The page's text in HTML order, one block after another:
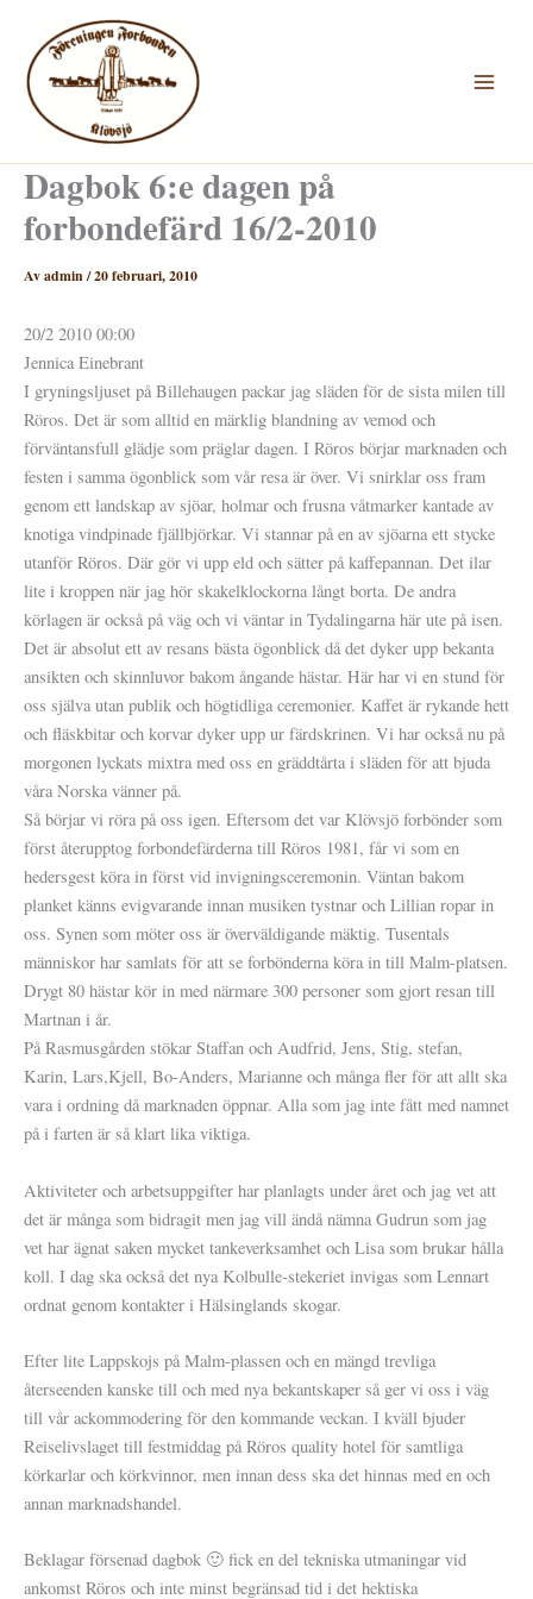
innehåll
Dagbok 6:e dagen på
forbondefärd 16/2-2010
Avadmin/20 februari, 2010
20/2 2010 00:00
Jennica Einebrant
I gryningsljuset på Billehaugen packar jag släden för de sista milen till
Röros. Det är som alltid en märklig blandning av vemod och
förväntansfull glädje som präglar dagen. I Röros börjar marknaden och
festen i samma ögonblick som vår resa är över. Vi snirklar oss fram
genom ett landskap av sjöar, holmar och frusna våtmarker kantade av
knotiga vindpinade fjällbjörkar. Vi stannar på en av sjöarna ett stycke
utanför Röros. Där gör vi upp eld och sätter på kaffepannan. Det ilar
lite i kroppen när jag hör skakelklockorna långt borta. De andra
körlagen är också på väg och vi väntar in Tydalingarna här ute på isen.
Det är absolut ett av resans bästa ögonblick då det dyker upp bekanta
ansikten och skinnluvor bakom ångande hästar. Här har vi en stund för
oss själva utan publik och högtidliga ceremonier. Kaffet är rykande hett
och fläskbitar och korvar dyker upp ur färdskrinen. Vi har också nu på
morgonen lyckats mixtra med oss en gräddtårta i släden för att bjuda
våra Norska vänner på.
Så börjar vi röra på oss igen. Eftersom det var Klövsjö forbönder som
först återupptog forbondefärderna till Röros 1981, får vi som en
hedersgest köra in först vid invigningsceremonin. Väntan bakom
planket känns evigvarande innan musiken tystnar och Lillian ropar in
oss. Synen som möter oss är överväldigande mäktig. Tusentals
människor har samlats för att se forbönderna köra in till Malm-platsen.
Drygt 80 hästar kör in med närmare 300 personer som gjort resan till
Martnan i år.
På Rasmusgården stökar Staffan och Audfrid, Jens, Stig, stefan,
Karin, Lars,Kjell, Bo-Anders, Marianne och många fler för att allt ska
vara i ordning då marknaden öppnar. Alla som jag inte fått med namnet
på i farten är så klart lika viktiga.
Aktiviteter och arbetsuppgifter har planlagts under året och jag vet att
det är många som bidragit men jag vill ändå nämna Gudrun som jag
vet har ägnat saken mycket tankeverksamhet och Lisa som brukar hålla
koll. I dag ska också det nya Kolbulle-stekeriet invigas som Lennart
ordnat genom kontakter i Hälsinglands skogar.
Efter lite Lappskojs på Malm-plassen och en mängd trevliga
återseenden kanske till och med nya bekantskaper så ger vi oss i väg
till vår ackommodering för den kommande veckan. I kväll bjuder
Reiselivslaget till festmiddag på Röros quality hotel för samtliga
körkarlar och körkvinnor, men innan dess ska det hinnas med en och
annan marknadshandel.
Beklagar försenad dagbok 🙂 fick en del tekniska utmaningar vid
ankomst Röros och inte minst begränsad tid i det hektiska